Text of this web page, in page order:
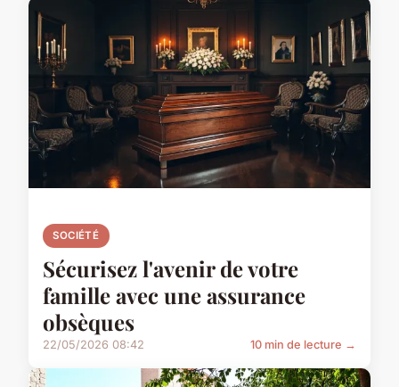
SOCIÉTÉ
Sécurisez l'avenir de votre
famille avec une assurance
obsèques
22/05/2026 08:42 10 min de lecture →